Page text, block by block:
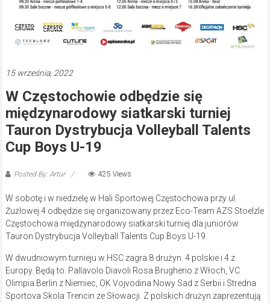
15 września, 2022
W Częstochowie odbędzie się
międzynarodowy siatkarski turniej
Tauron Dystrybucja Volleyball Talents
Cup Boys U-19
Posted By: Artur 425 Views
W sobotę i w niedzielę w Hali Sportowej Częstochowa przy ul.
Żużlowej 4 odbędzie się organizowany przez Eco-Team AZS Stoelzle
Częstochowa międzynarodowy siatkarski turniej dla juniorów
Tauron Dystrybucja Volleyball Talents Cup Boys U-19.
W dwudniowym turnieju w HSC zagra 8 drużyn. 4 polskie i 4 z
Europy. Będą to: Pallavolo Diavoli Rosa Brugherio z Włoch, VC
Olimpia Berlin z Niemiec, OK Vojvodina Nowy Sad z Serbii i Stredna
Sportova Skola Trencin ze Słowacji. Z polskich drużyn zaprezentują